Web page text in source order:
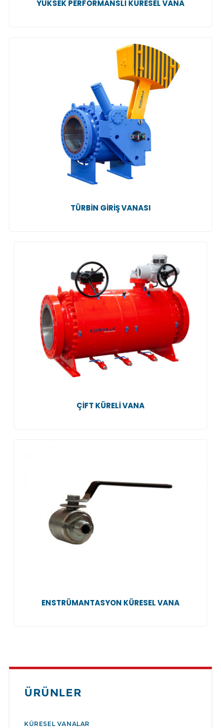
YÜKSEK PERFORMANSLI KÜRESEL VANA
TÜRBIN GIRIŞ VANASI
ÇIFT KÜRELI VANA
ENSTRÜMANTASYON KÜRESEL VANA
ÜRÜNLER
KÜRESEL VANALAR